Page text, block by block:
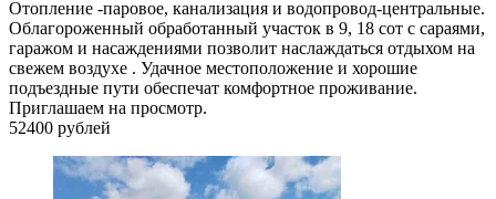
Отопление -паровое, канализация и водопровод-центральные.
Облагороженный обработанный участок в 9, 18 сот с сараями,
гаражом и насаждениями позволит наслаждаться отдыхом на
свежем воздухе . Удачное местоположение и хорошие
подъездные пути обеспечат комфортное проживание.
Приглашаем на просмотр.
52400 рублей